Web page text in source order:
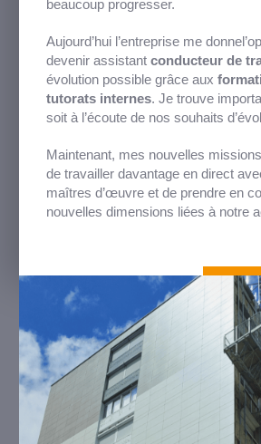
beaucoup progresser.
Aujourd’hui l’entreprise me
devenir assistant conducteur de
évolution possible grâce aux
tutorats internes. Je trouve
soit à l’écoute de nos souhaits
Maintenant, mes nouvelles
de travailler davantage en direct
maîtres d’œuvre et de prendre en
nouvelles dimensions liées à notre